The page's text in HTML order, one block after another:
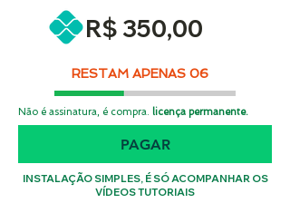
R$ 350,00
RESTAM APENAS 06
Não é assinatura, é compra. licença permanente.
PAGAR
INSTALAÇÃO SIMPLES, É SÓ ACOMPANHAR OS
VÍDEOS TUTORIAIS